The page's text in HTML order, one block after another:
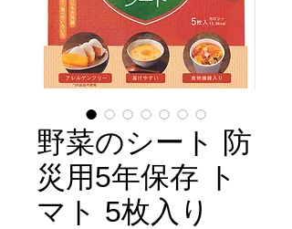
野菜のシート 防
災用5年保存 ト
マト 5枚入り